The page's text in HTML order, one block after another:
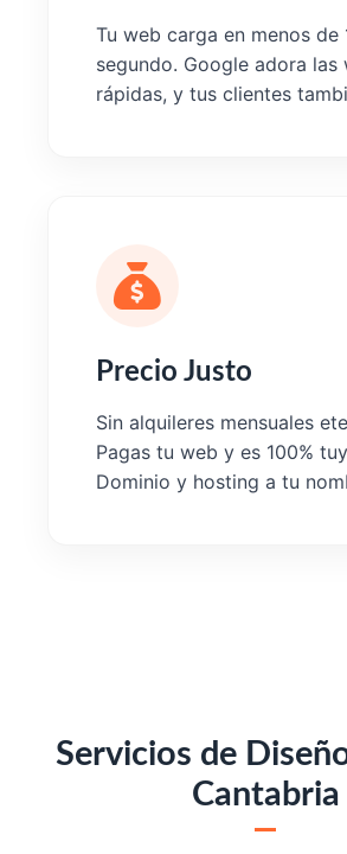
Tu web carga en menos de
segundo. Google adora las
rápidas, y tus clientes
Precio Justo
Sin alquileres mensuales
Pagas tu web y es 100%
Dominio y hosting a tu
Servicios de
Cantabria